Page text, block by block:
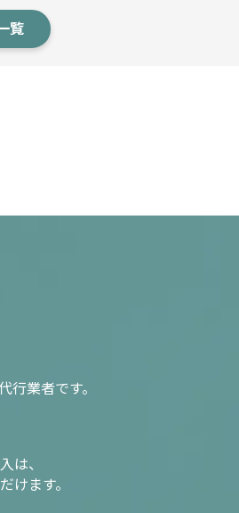
覧
業者です。
は、
けます。